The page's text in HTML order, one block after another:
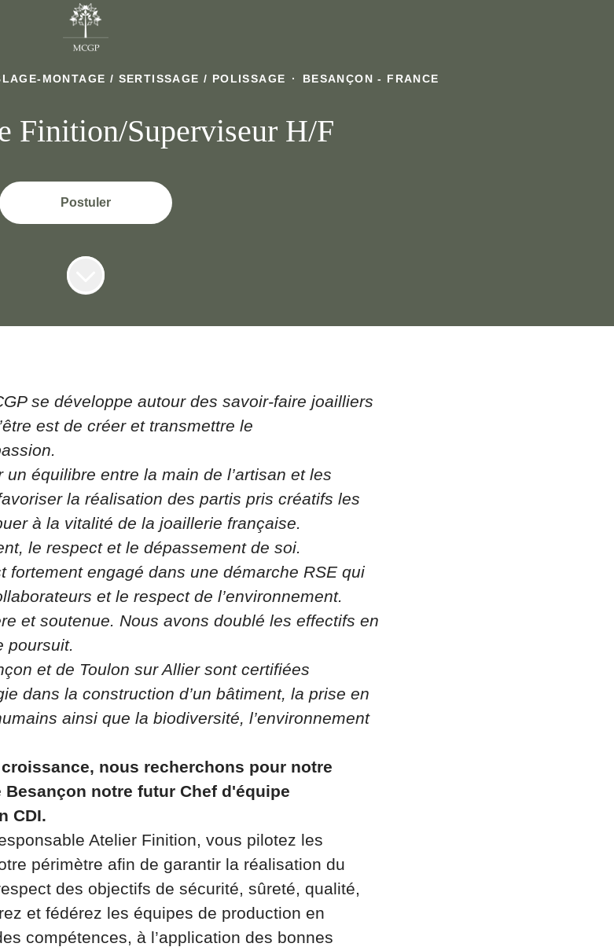
MONTAGE / SERTISSAGE / POLISSAGE · BESANÇON - FRANCE
Finition/Superviseur H/F
Postuler
se développe autour des savoir-faire joailliers
est de créer et transmettre le
équilibre entre la main de l’artisan et les
la réalisation des partis pris créatifs les
à la vitalité de la joaillerie française.
le respect et le dépassement de soi.
fortement engagé dans une démarche RSE qui
et le respect de l’environnement.
et soutenue. Nous avons doublé les effectifs en
poursuit.
et de Toulon sur Allier sont certifiées
dans la construction d’un bâtiment, la prise en
ainsi que la biodiversité, l’environnement
nous recherchons pour notre
Besançon notre futur Chef d'équipe
CDI.
Atelier Finition, vous pilotez les
périmètre afin de garantir la réalisation du
des objectifs de sécurité, sûreté, qualité,
et fédérez les équipes de production en
compétences, à l’application des bonnes